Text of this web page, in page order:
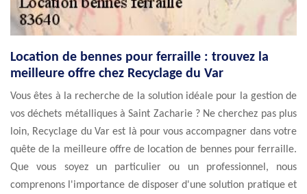
Location de bennes pour ferraille : trouvez la
meilleure offre chez Recyclage du Var
Vous êtes à la recherche de la solution idéale pour la gestion de
vos déchets métalliques à Saint Zacharie ? Ne cherchez pas plus
loin, Recyclage du Var est là pour vous accompagner dans votre
quête de la meilleure offre de location de bennes pour ferraille.
Que vous soyez un particulier ou un professionnel, nous
comprenons l'importance de disposer d'une solution pratique et